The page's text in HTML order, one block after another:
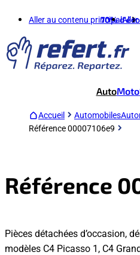
Aller au contenu principal
70%
AutoMoto
Accueil Automobiles
Référence 00007106e9
Référence
Pièces détachées d’occasion,
modèles C4 Picasso 1, C4